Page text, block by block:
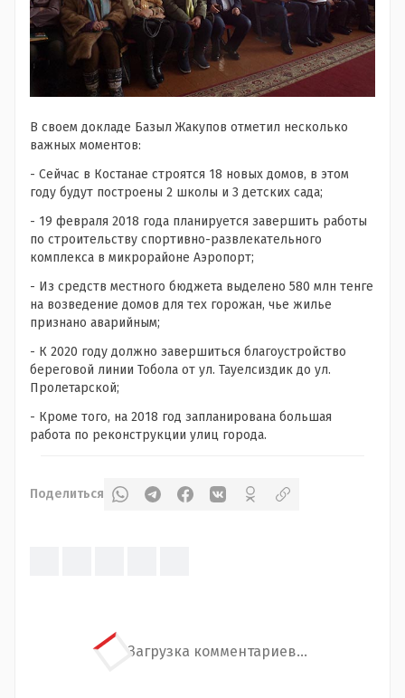
В своем докладе Базыл Жакупов отметил несколько
важных моментов:
- Сейчас в Костанае строятся 18 новых домов, в этом
году будут построены 2 школы и 3 детских сада;
- 19 февраля 2018 года планируется завершить работы
по строительству спортивно-развлекательного
комплекса в микрорайоне Аэропорт;
- Из средств местного бюджета выделено 580 млн тенге
на возведение домов для тех горожан, чье жилье
признано аварийным;
- К 2020 году должно завершиться благоустройство
береговой линии Тобола от ул. Тауелсиздик до ул.
Пролетарской;
- Кроме того, на 2018 год запланирована большая
работа по реконструкции улиц города.
Поделиться
Загрузка комментариев...